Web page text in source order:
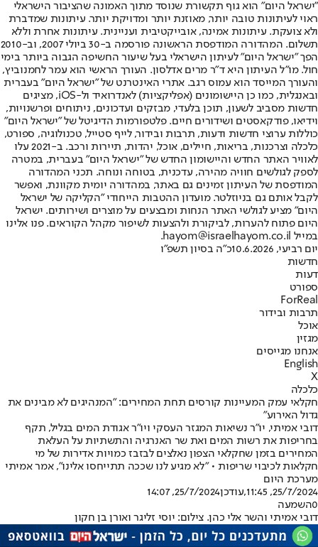
"ישראל היום" הוא גוף תקשורת שנוסד מתוך האמונה שהציבור הישראלי
ראוי לעיתונות טובה יותר, מאוזנת יותר ומדויקת יותר. עיתונות שמדברת
ולא צועקת. עיתונות אמינה, אובייקטיבית ועניינית. עיתונות אחרת וללא
תשלום. המהדורה המודפסת הראשונה פורסמה ב-30 ביולי 2007, וב-2010
הפך "ישראל היום" לעיתון הישראלי בעל שיעור החשיפה הגבוה ביותר בימי
חול. מו"ל העיתון היא ד"ר מרים אדלסון. העורך הראשי הוא עמר לחמנוביץ,
והעורך המייסד הוא עמוס רגב. אתרי האינטרנט של "ישראל היום" בעברית
ובאנגלית, כמו כן היישומונים (אפליקציות) לאנדרואיד ול-iOS, מציגים
חדשות מסביב לשעון, תוכן בלעדי, מבזקים ועדכונים, ניתוחים ופרשנויות,
וידיאו, פודקאסטים ושידורים חיים. פלטפורמות הדיגיטל של "ישראל היום"
כוללות ערוצי חדשות ודעות, תרבות ובידור, לייף סטייל, טכנולוגיה, ספורט,
כלכלה וצרכנות, בריאות, חיילים, אוכל, יהדות, תיירות ורכב. ב-2021 עלו
לאוויר האתר החדש והיישומון החדש של "ישראל היום" בעברית, במטרה
לספק לגולשים חוויה מהירה, עדכנית, בטוחה ונוחה. תכני המהדורה
המודפסת של העיתון זמינים גם באתר, במהדורה יומית מקוונת, ואפשר
לקבל אותם גם בניוזלטר. מועדון ההטבות הייחודי "הקליקה של ישראל
היום" מציע לגולשי האתר הנחות ומבצעים על מוצרים ושירותים. ישראל
היום פתוח להערות, לביקורת ולהצעות לשיפור מקהל הקוראים. פנו אלינו
במייל hayom@israelhayom.co.il.
יום רביעי, 10.6.2026
כ"ה בסיון תשפ"ו
חדשות
דעות
ספורט
ForReal
תרבות ובידור
אוכל
מגזין
אנחנו מגייסים
English
X
כלכלה
חקלאי עמק המעיינות קורסים תחת המחירים: "המנהיגים לא מבינים את
גדול האירוע"
דובי אמיתי, יו״ר נשיאות המגזר העסקי ויו״ר אגודת המים בגליל, תקף
בחריפות את רשות המים ואת שר האנרגיה והתשתיות על העלאת
המחירים בזמן שחקלאי הצפון נאלצים לבזבז כמויות אדירות של מי
חקלאות לכיבוי שריפות • "לא מגיע לנו שככה תתייחסו אלינו", אמר אמיתי
מערכת היום
25/7/2024, 11:45
,עודכן25/7/2024, 14:07
0השמעה
דובי אמיתי והשר אלי כהן. צילום: יוסי זליגר ואורן בן חקון